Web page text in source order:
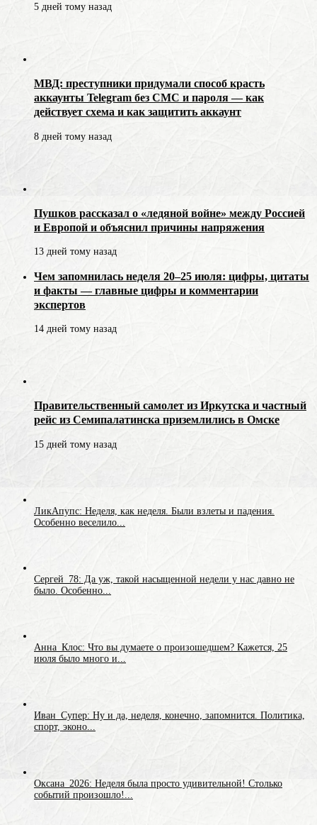
5 дней тому назад
МВД: преступники придумали способ красть
аккаунты Telegram без СМС и пароля — как
действует схема и как защитить аккаунт
8 дней тому назад
Пушков рассказал о «ледяной войне» между Россией
и Европой и объяснил причины напряжения
13 дней тому назад
Чем запомнилась неделя 20–25 июля: цифры, цитаты
и факты — главные цифры и комментарии
экспертов
14 дней тому назад
Правительственный самолет из Иркутска и частный
рейс из Семипалатинска приземлились в Омске
15 дней тому назад
ЛикАпупс: Неделя, как неделя. Были взлеты и падения.
Особенно веселило...
Сергей_78: Да уж, такой насыщенной недели у нас давно не
было. Особенно...
Анна_Клос: Что вы думаете о произошедшем? Кажется, 25
июля было много и...
Иван_Супер: Ну и да, неделя, конечно, запомнится. Политика,
спорт, эконо...
Оксана_2026: Неделя была просто удивительной! Столько
событий произошло!...